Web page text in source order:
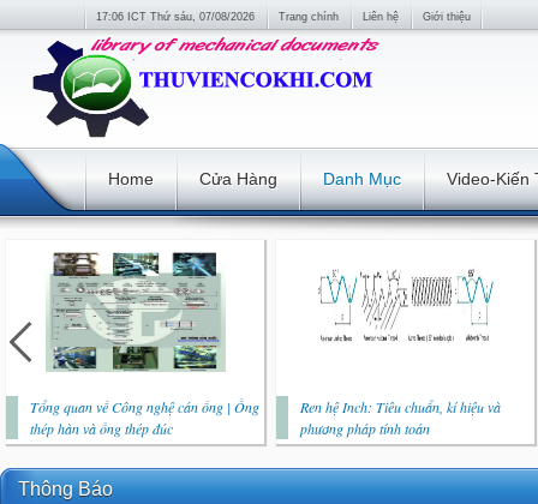
17:06 ICT Thứ sáu, 07/08/2026 Trang chính Liên hệ Giới thiệu
Home Cửa Hàng Danh Mục Video-Kiến
Tổng quan về Công nghệ cán ống | Ống
thép hàn và ống thép đúc
Ren hệ Inch: Tiêu chuẩn, kí hiệu và
phương pháp tính toán
Thông Báo